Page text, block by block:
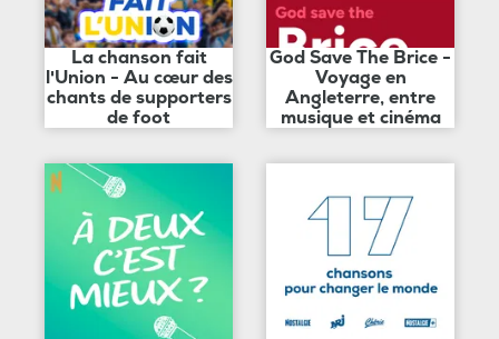
La chanson fait
l'Union - Au cœur des
chants de supporters
de foot
God Save The Brice -
Voyage en
Angleterre, entre
musique et cinéma